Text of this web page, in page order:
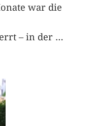
war die
– in der …